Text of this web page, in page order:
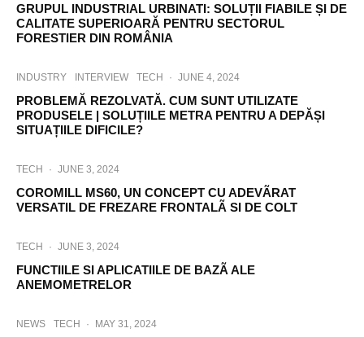
GRUPUL INDUSTRIAL URBINATI: SOLUȚII FIABILE ȘI DE
CALITATE SUPERIOARĂ PENTRU SECTORUL
FORESTIER DIN ROMÂNIA
INDUSTRY INTERVIEW TECH · JUNE 4, 2024
PROBLEMĂ REZOLVATĂ. CUM SUNT UTILIZATE
PRODUSELE | SOLUȚIILE METRA PENTRU A DEPĂȘI
SITUAȚIILE DIFICILE?
TECH · JUNE 3, 2024
COROMILL MS60, UN CONCEPT CU ADEVÃRAT
VERSATIL DE FREZARE FRONTALÃ SI DE COLT
TECH · JUNE 3, 2024
FUNCTIILE SI APLICATIILE DE BAZÃ ALE
ANEMOMETRELOR
NEWS TECH · MAY 31, 2024